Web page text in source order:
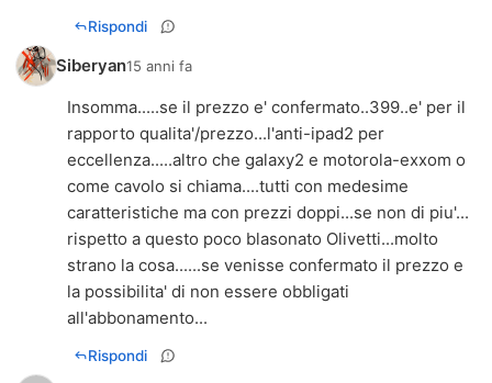
Rispondi
Siberyan15 anni fa
Insomma.....se il prezzo e' confermato..399..e' per il
rapporto qualita'/prezzo...l'anti-ipad2 per
eccellenza.....altro che galaxy2 e motorola-exxom o
come cavolo si chiama....tutti con medesime
caratteristiche ma con prezzi doppi...se non di piu'...
rispetto a questo poco blasonato Olivetti...molto
strano la cosa......se venisse confermato il prezzo e
la possibilita' di non essere obbligati
all'abbonamento...
Rispondi